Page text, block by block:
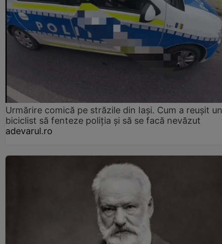
Urmărire comică pe străzile din Iași. Cum a reușit un
biciclist să fenteze poliția și să se facă nevăzut
adevarul.ro